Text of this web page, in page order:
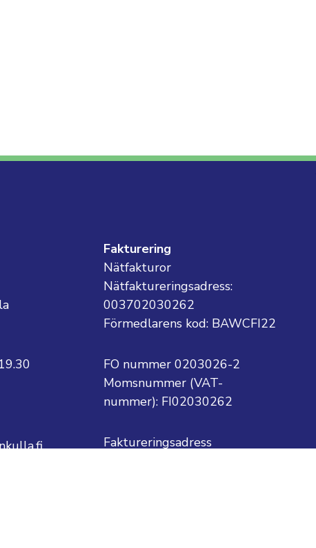
Fakturering
Nätfakturor
Nätfaktureringsadress:
003702030262
Förmedlarens kod: BAWCFI22
FO nummer 0203026-2
Momsnummer (VAT-
nummer): FI02030262
Faktureringsadress